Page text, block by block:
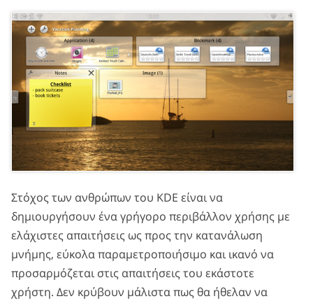
Στόχος των ανθρώπων του KDE είναι να
δημιουργήσουν ένα γρήγορο περιβάλλον χρήσης με
ελάχιστες απαιτήσεις ως προς την κατανάλωση
μνήμης, εύκολα παραμετροποιήσιμο και ικανό να
προσαρμόζεται στις απαιτήσεις του εκάστοτε
χρήστη. Δεν κρύβουν μάλιστα πως θα ήθελαν να